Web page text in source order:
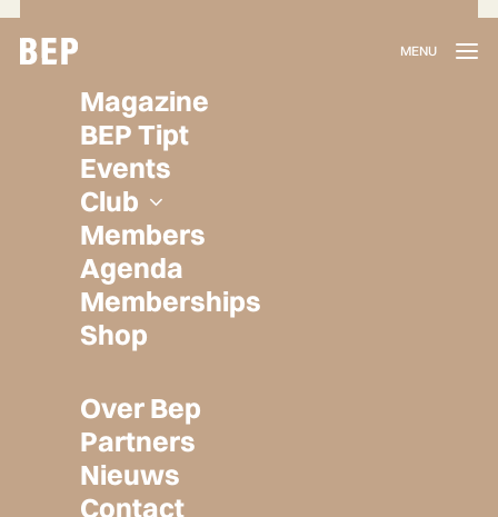
Magazine
BEP Tipt
Events
Club
Members
Agenda
Memberships
Shop
Over Bep
Partners
Nieuws
Contact
Lidmaatschap
Herroepen
Privacy policy
Algemene voorwaarden